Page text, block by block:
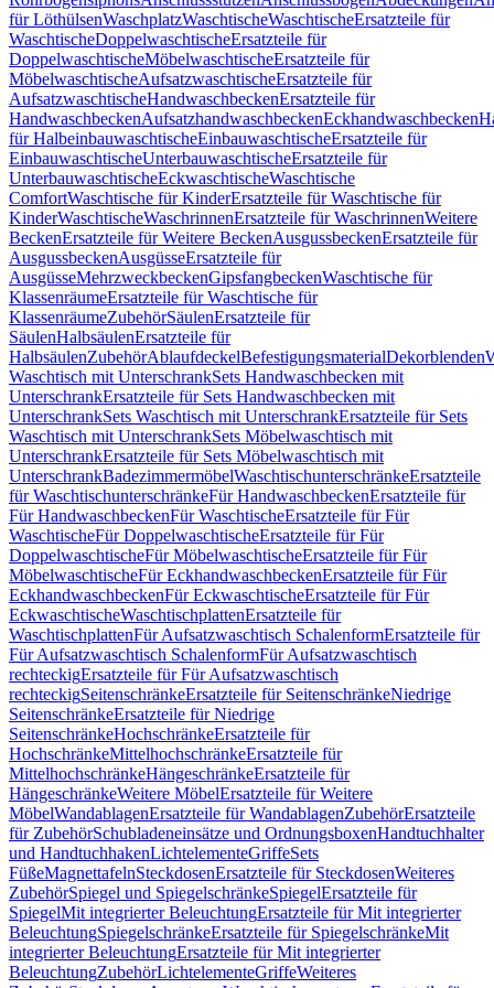
für LöthülsenWaschplatzWaschtischeWaschtischeErsatzteile für
WaschtischeDoppelwaschtischeErsatzteile für
DoppelwaschtischeMöbelwaschtischeErsatzteile für
MöbelwaschtischeAufsatzwaschtischeErsatzteile für
AufsatzwaschtischeHandwaschbeckenErsatzteile für
HandwaschbeckenAufsatzhandwaschbeckenEckhandwaschbecken
für HalbeinbauwaschtischeEinbauwaschtischeErsatzteile für
EinbauwaschtischeUnterbauwaschtischeErsatzteile für
UnterbauwaschtischeEckwaschtischeWaschtische
ComfortWaschtische für KinderErsatzteile für Waschtische für
KinderWaschtischeWaschrinnenErsatzteile für WaschrinnenWeitere
BeckenErsatzteile für Weitere BeckenAusgussbeckenErsatzteile für
AusgussbeckenAusgüsseErsatzteile für
AusgüsseMehrzweckbeckenGipsfangbeckenWaschtische für
KlassenräumeErsatzteile für Waschtische für
KlassenräumeZubehörSäulenErsatzteile für
SäulenHalbsäulenErsatzteile für
HalbsäulenZubehörAblaufdeckelBefestigungsmaterialDekorblenden
Waschtisch mit UnterschrankSets Handwaschbecken mit
UnterschrankErsatzteile für Sets Handwaschbecken mit
UnterschrankSets Waschtisch mit UnterschrankErsatzteile für Sets
Waschtisch mit UnterschrankSets Möbelwaschtisch mit
UnterschrankErsatzteile für Sets Möbelwaschtisch mit
UnterschrankBadezimmermöbelWaschtischunterschränkeErsatzteile
für WaschtischunterschränkeFür HandwaschbeckenErsatzteile für
Für HandwaschbeckenFür WaschtischeErsatzteile für Für
WaschtischeFür DoppelwaschtischeErsatzteile für Für
DoppelwaschtischeFür MöbelwaschtischeErsatzteile für Für
MöbelwaschtischeFür EckhandwaschbeckenErsatzteile für Für
EckhandwaschbeckenFür EckwaschtischeErsatzteile für Für
EckwaschtischeWaschtischplattenErsatzteile für
WaschtischplattenFür Aufsatzwaschtisch SchalenformErsatzteile für
Für Aufsatzwaschtisch SchalenformFür Aufsatzwaschtisch
rechteckigErsatzteile für Für Aufsatzwaschtisch
rechteckigSeitenschränkeErsatzteile für SeitenschränkeNiedrige
SeitenschränkeErsatzteile für Niedrige
SeitenschränkeHochschränkeErsatzteile für
HochschränkeMittelhochschränkeErsatzteile für
MittelhochschränkeHängeschränkeErsatzteile für
HängeschränkeWeitere MöbelErsatzteile für Weitere
MöbelWandablagenErsatzteile für WandablagenZubehörErsatzteile
für ZubehörSchubladeneinsätze und OrdnungsboxenHandtuchhalter
und HandtuchhakenLichtelementeGriffeSets
FüßeMagnettafelnSteckdosenErsatzteile für SteckdosenWeiteres
ZubehörSpiegel und SpiegelschränkeSpiegelErsatzteile für
SpiegelMit integrierter BeleuchtungErsatzteile für Mit integrierter
BeleuchtungSpiegelschränkeErsatzteile für SpiegelschränkeMit
integrierter BeleuchtungErsatzteile für Mit integrierter
BeleuchtungZubehörLichtelementeGriffeWeiteres